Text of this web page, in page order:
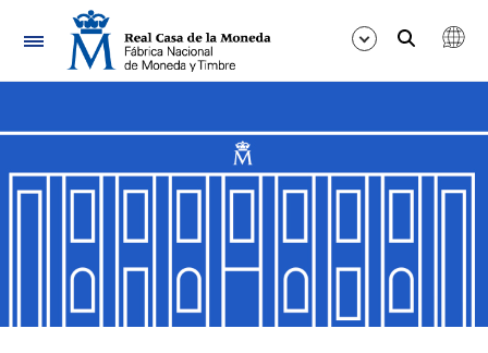
Navigation
Show/Hide
Show/Hide
Show/Hide